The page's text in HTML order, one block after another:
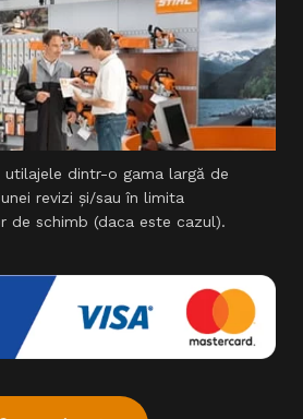
utilajele dintr-o gama largă de
revizi şi/sau în limita
de schimb (daca este cazul).